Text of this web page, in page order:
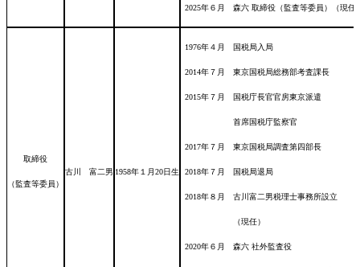
2025年６月 森六 取締役（監査等委員）（現任
取締役
（監査等委員）
古川 富二男 1958年１月20日生
1976年４月 国税局入局
2014年７月 東京国税局総務部考査課長
2015年７月 国税庁長官官房東京派遣
首席国税庁監察官
2017年７月 東京国税局調査第四部長
2018年７月 国税局退局
2018年８月 古川富二男税理士事務所設立
（現任）
2020年６月 森六 社外監査役